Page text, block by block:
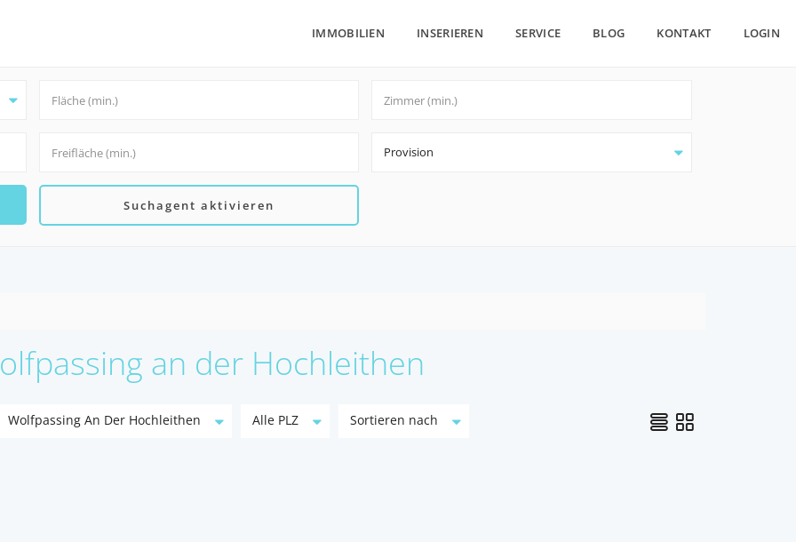
IMMOBILIEN INSERIEREN SERVICE BLOG KONTAKT LOGIN
Provision
Suchagent aktivieren
an der Hochleithen
Wolfpassing An Der Hochleithen Alle PLZ Sortieren nach